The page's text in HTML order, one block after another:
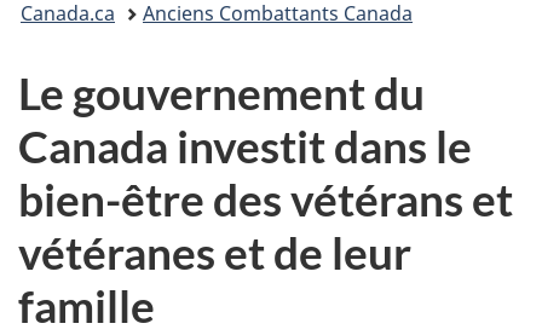
ici :
Canada.ca Anciens Combattants Canada
Le gouvernement du
Canada investit dans le
bien-être des vétérans et
vétéranes et de leur
famille